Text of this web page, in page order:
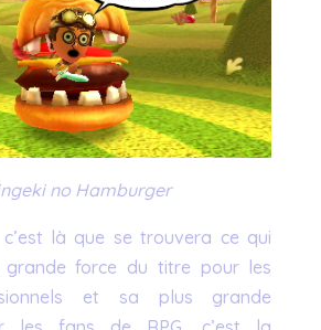
no Hamburger
là que se trouvera ce qui
force du titre pour les
et sa plus grande